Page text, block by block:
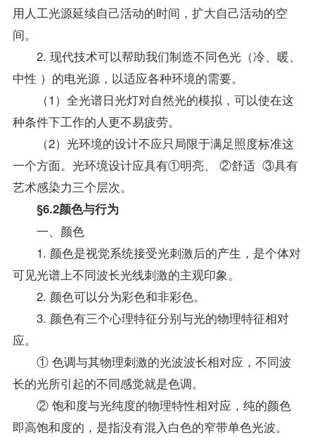
用人工光源延续自己活动的时间，扩大自己活动的空
间。
2. 现代技术可以帮助我们制造不同色光（冷、暖、
中性 ）的电光源，以适应各种环境的需要。
（1）全光谱日光灯对自然光的模拟，可以使在这
种条件下工作的人更不易疲劳。
（2）光环境的设计不应只局限于满足照度标准这
一个方面。光环境设计应具有①明亮、 ②舒适 ③具有
艺术感染力三个层次。
§6.2颜色与行为
一、颜色
1. 颜色是视觉系统接受光刺激后的产生，是个体对
可见光谱上不同波长光线刺激的主观印象。
2. 颜色可以分为彩色和非彩色。
3. 颜色有三个心理特征分别与光的物理特征相对
应。
① 色调与其物理刺激的光波波长相对应，不同波
长的光所引起的不同感觉就是色调。
② 饱和度与光纯度的物理特性相对应，纯的颜色
即高饱和度的，是指没有混入白色的窄带单色光波。